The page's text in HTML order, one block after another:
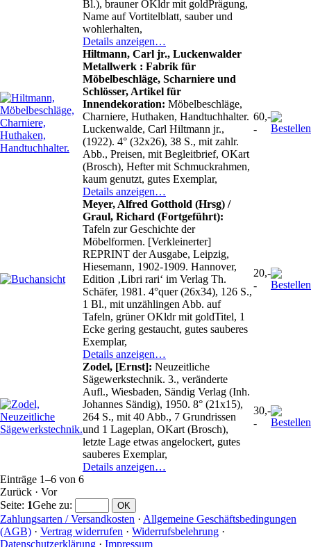
Bl.), brauner OKldr mit goldPrägung,
Name auf Vortitelblatt, sauber und
wohlerhalten,
Details anzeigen…
Hiltmann, Carl jr., Luckenwalder
Metallwerk : Fabrik für
Möbelbeschläge, Scharniere und
Schlösser, Artikel für
Innendekoration: Möbelbeschläge,
Charniere, Huthaken, Handtuchhalter.
Luckenwalde, Carl Hiltmann jr.,
(1922). 4° (32x26), 38 S., mit zahlr.
Abb., Preisen, mit Begleitbrief, OKart
(Brosch), Hefter mit Schmuckrahmen,
kaum genutzt, gutes Exemplar,
Details anzeigen…
60,-
-
Meyer, Alfred Gotthold (Hrsg) /
Graul, Richard (Fortgeführt):
Tafeln zur Geschichte der
Möbelformen. [Verkleinerter]
REPRINT der Ausgabe, Leipzig,
Hiesemann, 1902-1909. Hannover,
Edition ‚Libri rari‘ im Verlag Th.
Schäfer, 1981. 4°quer (26x34), 126 S.,
1 Bl., mit unzählingen Abb. auf
Tafeln, grüner OKldr mit goldTitel, 1
Ecke gering gestaucht, gutes sauberes
Exemplar,
Details anzeigen…
20,-
-
Zodel, [Ernst]: Neuzeitliche
Sägewerkstechnik. 3., veränderte
Aufl., Wiesbaden, Sändig Verlag (Inh.
Johannes Sändig), 1950. 8° (21x15),
264 S., mit 40 Abb., 7 Grundrissen
und 1 Lageplan, OKart (Brosch),
letzte Lage etwas angelockert, gutes
sauberes Exemplar,
Details anzeigen…
30,-
-
Einträge 1–6 von 6
Zurück · Vor
Seite: 1Gehe zu:
Zahlungsarten / Versandkosten · Allgemeine Geschäftsbedingungen
(AGB) · Vertrag widerrufen · Widerrufsbelehrung ·
Datenschutzerklärung · Impressum